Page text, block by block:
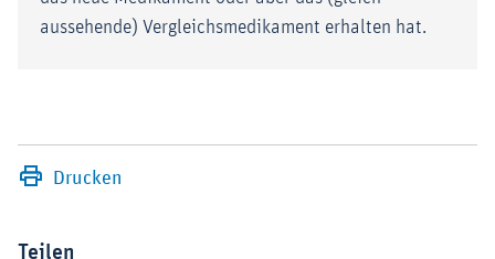
aussehende) Vergleichsmedikament erhalten hat.
Drucken
Teilen